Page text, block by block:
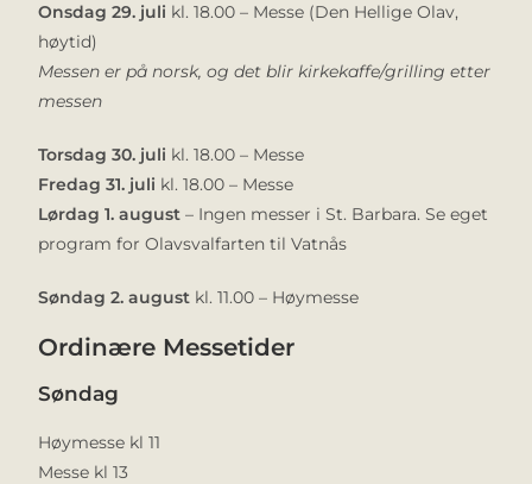
Onsdag 29. juli kl. 18.00 – Messe (Den Hellige Olav,
høytid)
Messen er på norsk, og det blir kirkekaffe/grilling etter
messen
Torsdag 30. juli kl. 18.00 – Messe
Fredag 31. juli kl. 18.00 – Messe
Lørdag 1. august – Ingen messer i St. Barbara. Se eget
program for Olavsvalfarten til Vatnås
Søndag 2. august kl. 11.00 – Høymesse
Ordinære Messetider
Søndag
Høymesse kl 11
Messe kl 13